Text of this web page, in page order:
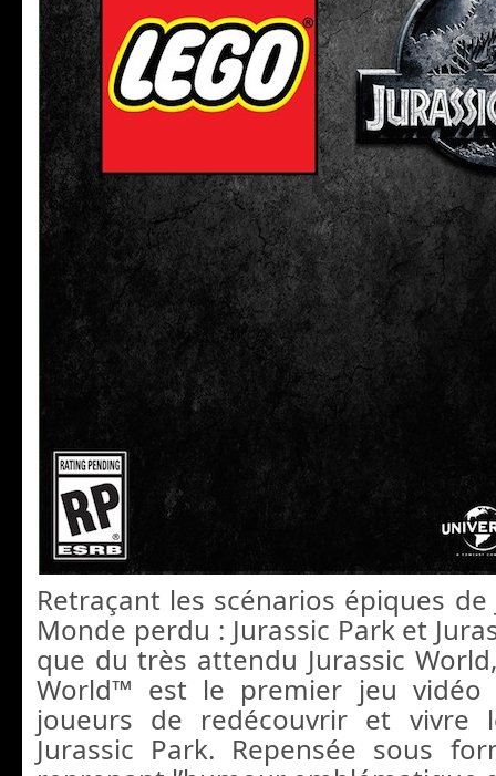
Retraçant les scénarios épiques de
Monde perdu : Jurassic Park et
que du très attendu Jurassic
World™ est le premier jeu vidéo
joueurs de redécouvrir et vivre
Jurassic Park. Repensée sous